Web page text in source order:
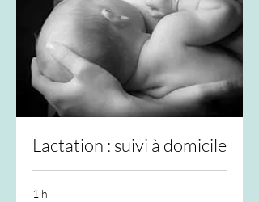
Lactation : suivi à domicile
1 h